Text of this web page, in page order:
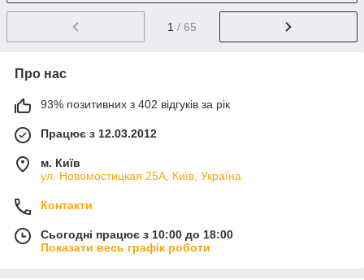
1 / 65
Про нас
93% позитивних з 402 відгуків за рік
Працює з 12.03.2012
м. Київ
ул. Новомостицкая 25А, Київ, Україна
Контакти
Сьогодні працює з 10:00 до 18:00
Показати весь графік роботи